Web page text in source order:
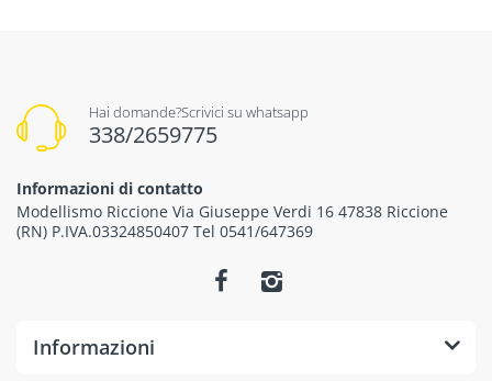
Hai domande?Scrivici su whatsapp
338/2659775
Informazioni di contatto
Modellismo Riccione Via Giuseppe Verdi 16 47838 Riccione
(RN) P.IVA.03324850407 Tel 0541/647369
Informazioni